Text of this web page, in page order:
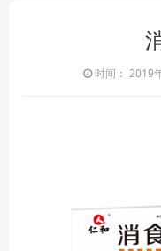
时间： 2019